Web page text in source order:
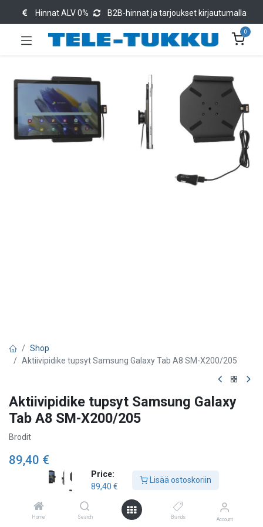
Price:
89,40 €
Lisää ostoskoriin
Home Search Brands Account
Hinnat ALV 0% B2B-hinnat ja tarjoukset kirjautumalla
0
Shop
Aktiivipidike tupsyt Samsung Galaxy Tab A8 SM-X200/205
Aktiivipidike tupsyt Samsung Galaxy
Tab A8 SM-X200/205
Brodit
89,40 €
Lisää ostoskoriin